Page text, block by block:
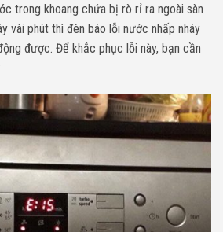
trong khoang chứa bị rò rỉ ra ngoài sàn
vài phút thì đèn báo lỗi nước nhấp nháy
được. Để khắc phục lỗi này, bạn cần